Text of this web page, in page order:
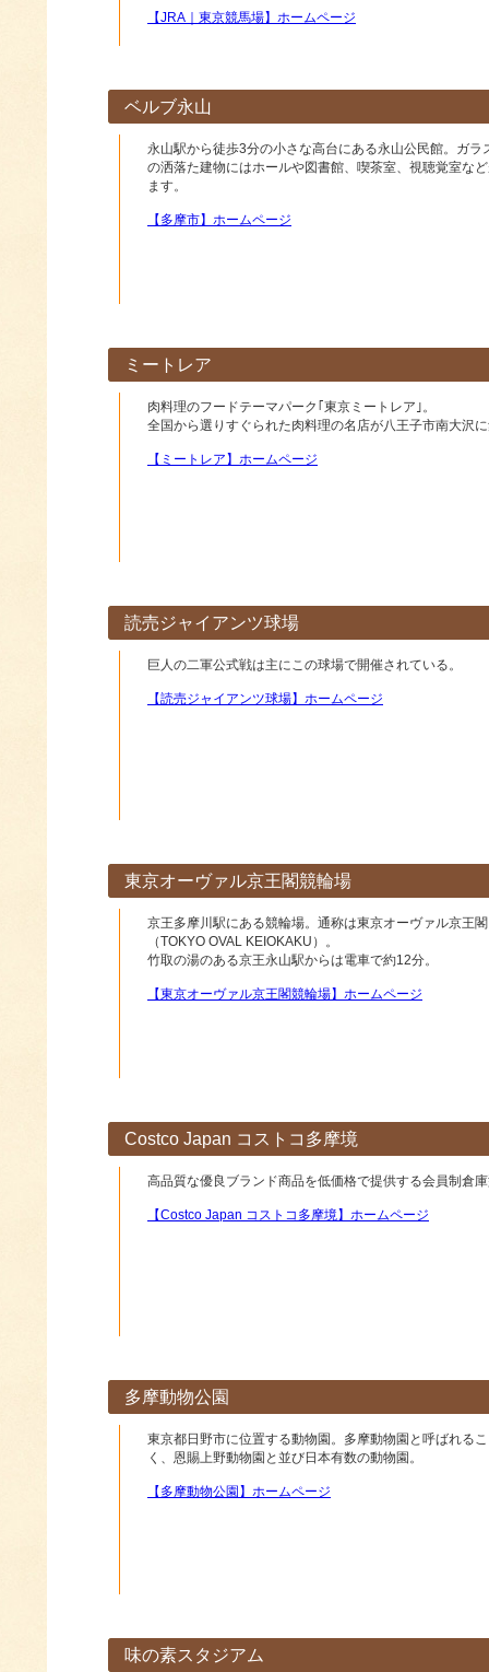
【JRA｜東京競馬場】ホームページ
ベルブ永山
永山駅から徒歩3分の小さな高台にある永山公民館。ガラ
の洒落た建物にはホールや図書館、喫茶室、視聴覚室な
ます。
【多摩市】ホームページ
ミートレア
肉料理のフードテーマパーク｢東京ミートレア｣。
全国から選りすぐられた肉料理の名店が八王子市南大沢
【ミートレア】ホームページ
読売ジャイアンツ球場
巨人の二軍公式戦は主にこの球場で開催されている。
【読売ジャイアンツ球場】ホームページ
東京オーヴァル京王閣競輪場
京王多摩川駅にある競輪場。通称は東京オーヴァル京王閣
（TOKYO OVAL KEIOKAKU）。
竹取の湯のある京王永山駅からは電車で約12分。
【東京オーヴァル京王閣競輪場】ホームページ
Costco Japan コストコ多摩境
高品質な優良ブランド商品を低価格で提供する会員制倉
【Costco Japan コストコ多摩境】ホームページ
多摩動物公園
東京都日野市に位置する動物園。多摩動物園と呼ばれる
く、恩賜上野動物園と並び日本有数の動物園。
【多摩動物公園】ホームページ
味の素スタジアム